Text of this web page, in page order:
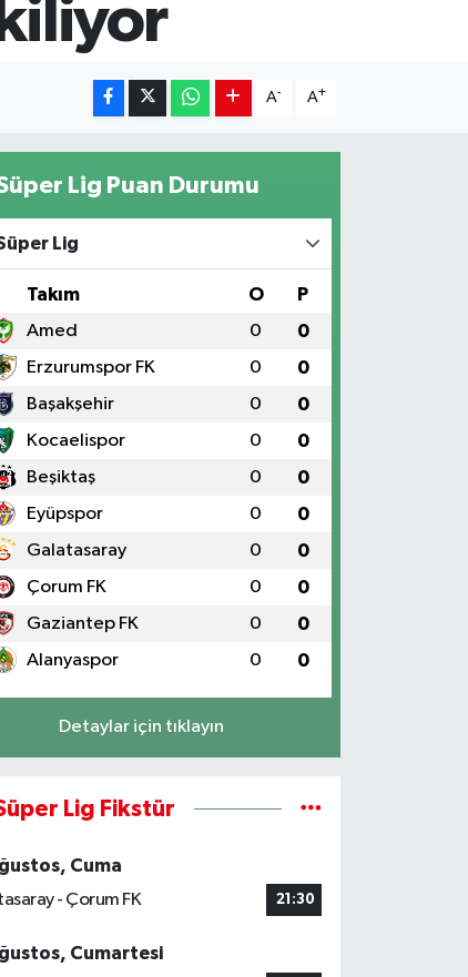
A- A+
Lig Puan Durumu
Lig
Takım O P
Amed 0 0
Erzurumspor FK 0 0
Başakşehir 0 0
Kocaelispor 0 0
Beşiktaş 0 0
Eyüpspor 0 0
Galatasaray 0 0
Çorum FK 0 0
Gaziantep FK 0 0
Alanyaspor 0 0
Detaylar için tıklayın
Lig Fikstür
Cuma
- Çorum FK
21:30
Cumartesi